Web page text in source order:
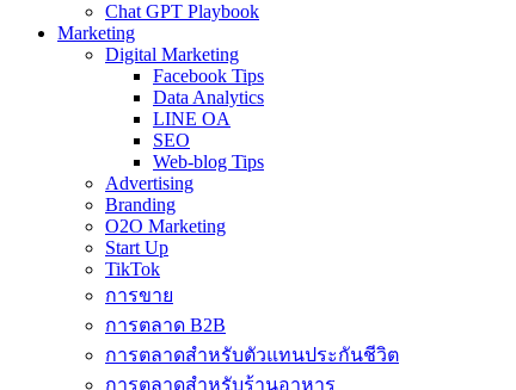
Chat GPT Playbook
Marketing
Digital Marketing
Facebook Tips
Data Analytics
LINE OA
SEO
Web-blog Tips
Advertising
Branding
O2O Marketing
Start Up
TikTok
การขาย
การตลาด B2B
การตลาดสำหรับตัวแทนประกันชีวิต
การตลาดสำหรับร้านอาหาร